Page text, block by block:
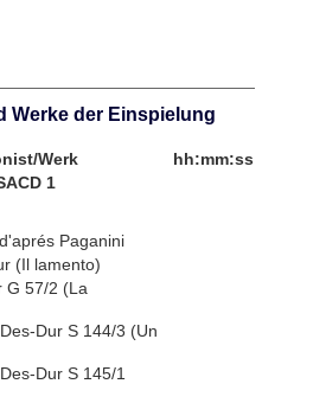
Werke der Einspielung
Werk
hh:mm:ss
1
Paganini
(Il lamento)
G 57/2 (La
Dur S 144/3 (Un
Dur S 145/1